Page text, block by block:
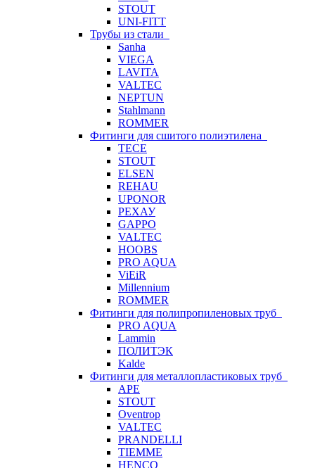
STOUT
UNI-FITT
Трубы из стали
Sanha
VIEGA
LAVITA
VALTEC
NEPTUN
Stahlmann
ROMMER
Фитинги для сшитого полиэтилена
TECE
STOUT
ELSEN
REHAU
UPONOR
РЕХАУ
GAPPO
VALTEC
HOOBS
PRO AQUA
ViEiR
Millennium
ROMMER
Фитинги для полипропиленовых труб
PRO AQUA
Lammin
ПОЛИТЭК
Kalde
Фитинги для металлопластиковых труб
APE
STOUT
Oventrop
VALTEC
PRANDELLI
TIEMME
HENCO